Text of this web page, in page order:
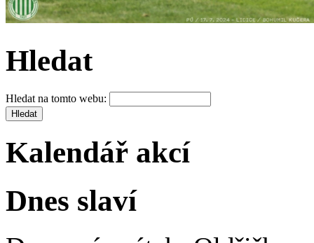
Hledat
Hledat na tomto webu:
Kalendář akcí
Dnes slaví